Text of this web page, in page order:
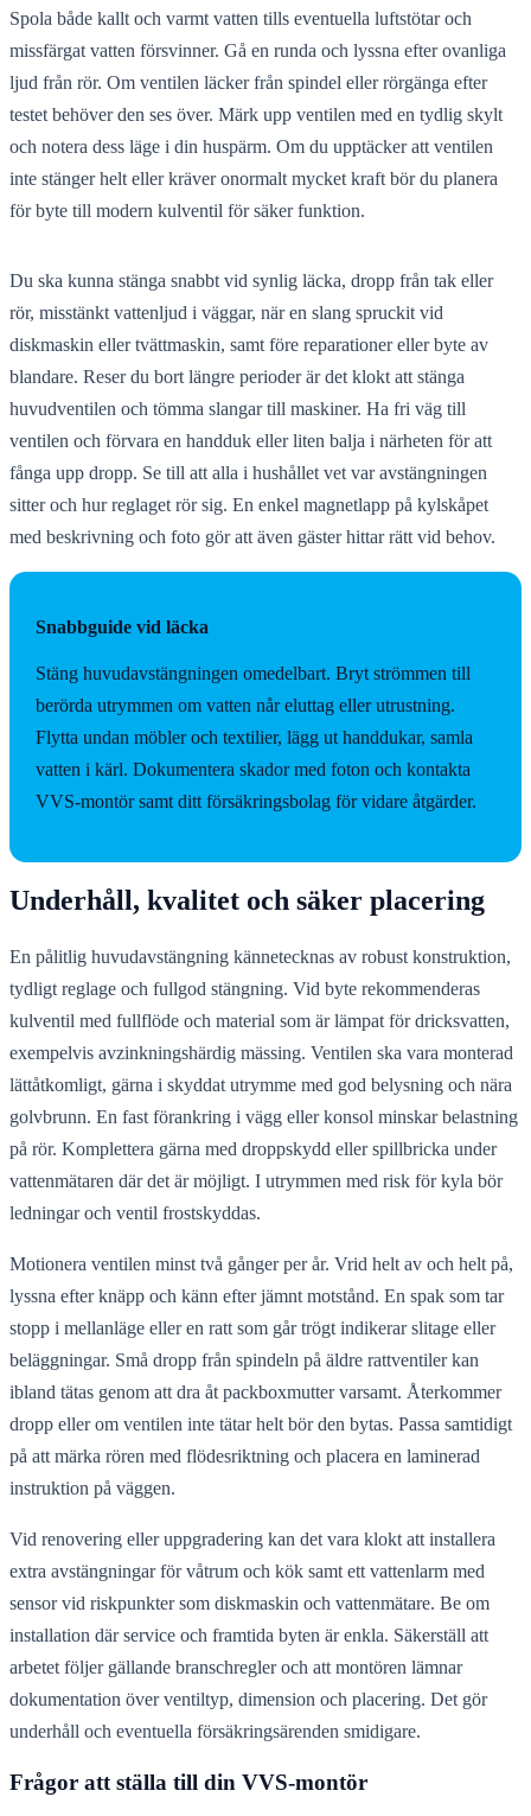
Spola både kallt och varmt vatten tills eventuella luftstötar och
missfärgat vatten försvinner. Gå en runda och lyssna efter ovanliga
ljud från rör. Om ventilen läcker från spindel eller rörgänga efter
testet behöver den ses över. Märk upp ventilen med en tydlig skylt
och notera dess läge i din huspärm. Om du upptäcker att ventilen
inte stänger helt eller kräver onormalt mycket kraft bör du planera
för byte till modern kulventil för säker funktion.
Du ska kunna stänga snabbt vid synlig läcka, dropp från tak eller
rör, misstänkt vattenljud i väggar, när en slang spruckit vid
diskmaskin eller tvättmaskin, samt före reparationer eller byte av
blandare. Reser du bort längre perioder är det klokt att stänga
huvudventilen och tömma slangar till maskiner. Ha fri väg till
ventilen och förvara en handduk eller liten balja i närheten för att
fånga upp dropp. Se till att alla i hushållet vet var avstängningen
sitter och hur reglaget rör sig. En enkel magnetlapp på kylskåpet
med beskrivning och foto gör att även gäster hittar rätt vid behov.
Snabbguide vid läcka
Stäng huvudavstängningen omedelbart. Bryt strömmen till
berörda utrymmen om vatten når eluttag eller utrustning.
Flytta undan möbler och textilier, lägg ut handdukar, samla
vatten i kärl. Dokumentera skador med foton och kontakta
VVS-montör samt ditt försäkringsbolag för vidare åtgärder.
Underhåll, kvalitet och säker placering
En pålitlig huvudavstängning kännetecknas av robust konstruktion,
tydligt reglage och fullgod stängning. Vid byte rekommenderas
kulventil med fullflöde och material som är lämpat för dricksvatten,
exempelvis avzinkningshärdig mässing. Ventilen ska vara monterad
lättåtkomligt, gärna i skyddat utrymme med god belysning och nära
golvbrunn. En fast förankring i vägg eller konsol minskar belastning
på rör. Komplettera gärna med droppskydd eller spillbricka under
vattenmätaren där det är möjligt. I utrymmen med risk för kyla bör
ledningar och ventil frostskyddas.
Motionera ventilen minst två gånger per år. Vrid helt av och helt på,
lyssna efter knäpp och känn efter jämnt motstånd. En spak som tar
stopp i mellanläge eller en ratt som går trögt indikerar slitage eller
beläggningar. Små dropp från spindeln på äldre rattventiler kan
ibland tätas genom att dra åt packboxmutter varsamt. Återkommer
dropp eller om ventilen inte tätar helt bör den bytas. Passa samtidigt
på att märka rören med flödesriktning och placera en laminerad
instruktion på väggen.
Vid renovering eller uppgradering kan det vara klokt att installera
extra avstängningar för våtrum och kök samt ett vattenlarm med
sensor vid riskpunkter som diskmaskin och vattenmätare. Be om
installation där service och framtida byten är enkla. Säkerställ att
arbetet följer gällande branschregler och att montören lämnar
dokumentation över ventiltyp, dimension och placering. Det gör
underhåll och eventuella försäkringsärenden smidigare.
Frågor att ställa till din VVS-montör